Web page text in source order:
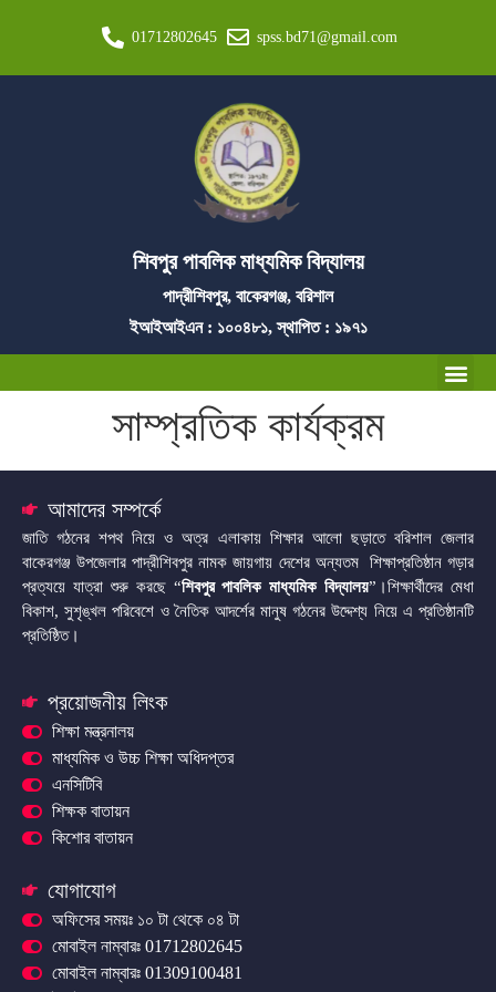
01712802645 spss.bd71@gmail.com
শিবপুর পাবলিক মাধ্যমিক বিদ্যালয়
পাদ্রীশিবপুর, বাকেরগঞ্জ, বরিশাল
ইআইআইএন : ১০০৪৮১, স্থাপিত : ১৯৭১
সাম্প্রতিক কার্যক্রম
আমাদের সম্পর্কে
জাতি গঠনের শপথ নিয়ে ও অত্র এলাকায় শিক্ষার আলো ছড়াতে বরিশাল জেলার
বাকেরগঞ্জ উপজেলার পাদ্রীশিবপুর নামক জায়গায় দেশের অন্যতম শিক্ষাপ্রতিষ্ঠান গড়ার
প্রত্যয়ে যাত্রা শুরু করছে “শিবপুর পাবলিক মাধ্যমিক বিদ্যালয়”।শিক্ষার্থীদের মেধা
বিকাশ, সুশৃঙ্খল পরিবেশে ও নৈতিক আদর্শের মানুষ গঠনের উদ্দেশ্য নিয়ে এ প্রতিষ্ঠানটি
প্রতিষ্ঠিত।
প্রয়োজনীয় লিংক
শিক্ষা মন্ত্রনালয়
মাধ্যমিক ও উচ্চ শিক্ষা অধিদপ্তর
এনসিটিবি
শিক্ষক বাতায়ন
কিশোর বাতায়ন
যোগাযোগ
অফিসের সময়ঃ ১০ টা থেকে ০৪ টা
মোবাইল নাম্বারঃ 01712802645
মোবাইল নাম্বারঃ 01309100481